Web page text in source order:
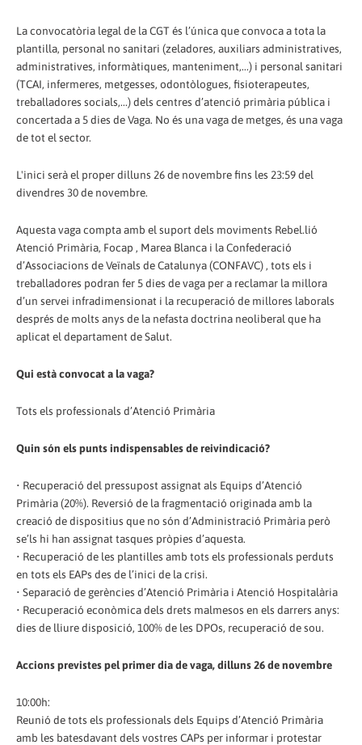
La convocatòria legal de la CGT és l’única que convoca a tota la
plantilla, personal no sanitari (zeladores, auxiliars administratives,
administratives, informàtiques, manteniment,...) i personal sanitari
(TCAI, infermeres, metgesses, odontòlogues, fisioterapeutes,
treballadores socials,...) dels centres d’atenció primària pública i
concertada a 5 dies de Vaga. No és una vaga de metges, és una vaga
de tot el sector.
L'inici serà el proper dilluns 26 de novembre fins les 23:59 del
divendres 30 de novembre.
Aquesta vaga compta amb el suport dels moviments Rebel.lió
Atenció Primària, Focap , Marea Blanca i la Confederació
d’Associacions de Veïnals de Catalunya (CONFAVC) , tots els i
treballadores podran fer 5 dies de vaga per a reclamar la millora
d’un servei infradimensionat i la recuperació de millores laborals
després de molts anys de la nefasta doctrina neoliberal que ha
aplicat el departament de Salut.
Qui està convocat a la vaga?
Tots els professionals d’Atenció Primària
Quin són els punts indispensables de reivindicació?
• Recuperació del pressupost assignat als Equips d’Atenció
Primària (20%). Reversió de la fragmentació originada amb la
creació de dispositius que no són d’Administració Primària però
se’ls hi han assignat tasques pròpies d’aquesta.
• Recuperació de les plantilles amb tots els professionals perduts
en tots els EAPs des de l’inici de la crisi.
• Separació de gerències d’Atenció Primària i Atenció Hospitalària
• Recuperació econòmica dels drets malmesos en els darrers anys:
dies de lliure disposició, 100% de les DPOs, recuperació de sou.
Accions previstes pel primer dia de vaga, dilluns 26 de novembre
10:00h:
Reunió de tots els professionals dels Equips d’Atenció Primària
amb les batesdavant dels vostres CAPs per informar i protestar